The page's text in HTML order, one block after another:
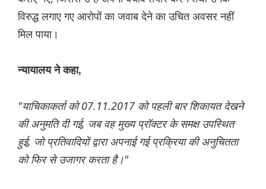
विरुद्ध लगाए गए आरोपों का जवाब देने का उचित अवसर नहीं
मिल पाया।
न्यायालय ने कहा,
"याचिकाकर्ता को 07.11.2017 को पहली बार शिकायत देखने
की अनुमति दी गई, जब वह मुख्य प्रॉक्टर के समक्ष उपस्थित
हुई, जो प्रतिवादियों द्वारा अपनाई गई प्रक्रिया की अनुचितता
को फिर से उजागर करता है।"